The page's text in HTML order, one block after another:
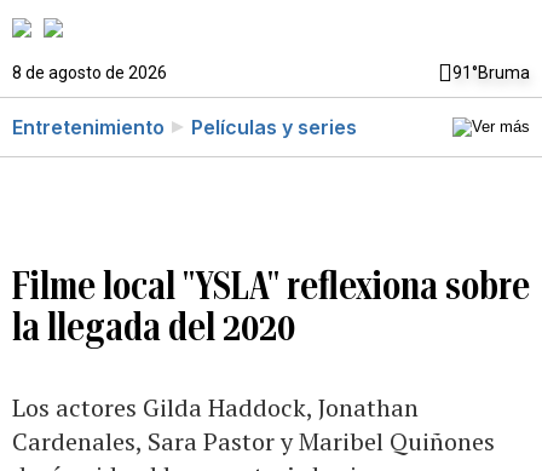
8 de agosto de 2026 91°Bruma
Entretenimiento Películas y series
Filme local "YSLA" reflexiona sobre
la llegada del 2020
Los actores Gilda Haddock, Jonathan
Cardenales, Sara Pastor y Maribel Quiñones